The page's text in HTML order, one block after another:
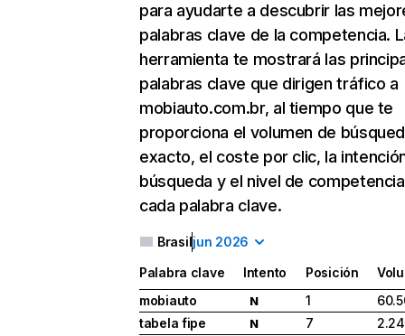
para ayudarte a descubrir las
palabras clave de la competencia.
herramienta te mostrará las
palabras clave que dirigen tráfico a
mobiauto.com.br, al tiempo que te
proporciona el volumen de
exacto, el coste por clic, la
búsqueda y el nivel de
cada palabra clave.
Brasiljun 2026
Palabra clave Intento Posición
mobiauto
N 1
tabela fipe
N 7